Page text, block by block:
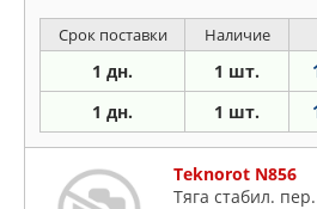
2002- TOYOTA
TOYOTA VOLTZ
Срок поставки Наличие
1 дн. 1 шт.
1 дн. 1 шт.
Teknorot N856
Тяга стабил.